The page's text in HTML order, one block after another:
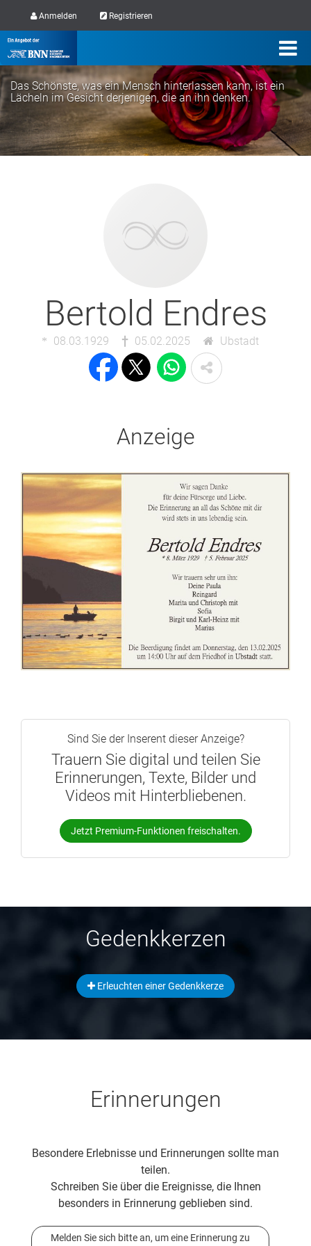
Anmelden Registrieren
Das Schönste, was ein Mensch hinterlassen kann, ist ein
Lächeln im Gesicht derjenigen, die an ihn denken.
Bertold Endres
08.03.1929 05.02.2025 Ubstadt
Anzeige
Sind Sie der Inserent dieser Anzeige?
Trauern Sie digital und teilen Sie
Erinnerungen, Texte, Bilder und
Videos mit Hinterbliebenen.
Jetzt Premium-Funktionen freischalten.
Gedenkkerzen
Erleuchten einer Gedenkkerze
Erinnerungen
Besondere Erlebnisse und Erinnerungen sollte man
teilen.
Schreiben Sie über die Ereignisse, die Ihnen
besonders in Erinnerung geblieben sind.
Melden Sie sich bitte an, um eine Erinnerung zu